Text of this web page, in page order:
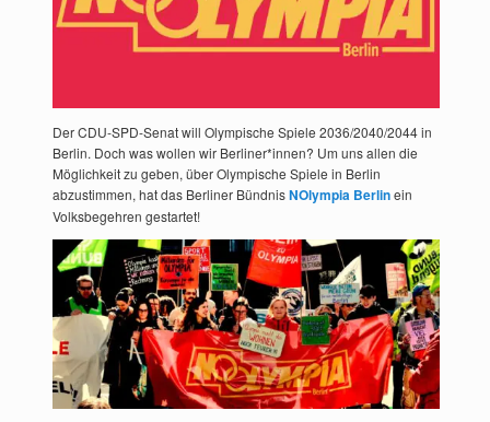
Der CDU-SPD-Senat will Olympische Spiele 2036/2040/2044 in
Berlin. Doch was wollen wir Berliner*innen? Um uns allen die
Möglichkeit zu geben, über Olympische Spiele in Berlin
abzustimmen, hat das Berliner BündnisNOlympia Berlinein
Volksbegehren gestartet!